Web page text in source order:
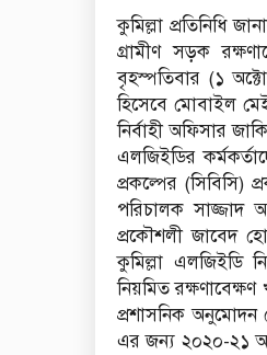
কুমিল্লা প্রতিনিধি
গ্রামীণ সড়ক
বৃহস্পতিবার (১
হিসেবে মোবাইল
নির্বাহী অফিসার
এলজিইডির
প্রকল্পের (সিবিসি)
পরিচালক সাজ্জাদ
প্রকৌশলী জাবেদ
কুমিল্লা এলজিইডি
নিয়মিত
প্রশাসনিক অনুমোদন
এর জন্য ২০২০-২১